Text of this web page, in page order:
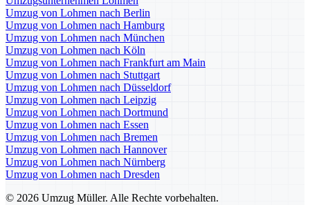
Umzug von Lohmen nach Berlin
Umzug von Lohmen nach Hamburg
Umzug von Lohmen nach München
Umzug von Lohmen nach Köln
Umzug von Lohmen nach Frankfurt am Main
Umzug von Lohmen nach Stuttgart
Umzug von Lohmen nach Düsseldorf
Umzug von Lohmen nach Leipzig
Umzug von Lohmen nach Dortmund
Umzug von Lohmen nach Essen
Umzug von Lohmen nach Bremen
Umzug von Lohmen nach Hannover
Umzug von Lohmen nach Nürnberg
Umzug von Lohmen nach Dresden
© 2026 Umzug Müller. Alle Rechte vorbehalten.